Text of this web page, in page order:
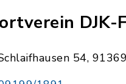
DJK-
54,